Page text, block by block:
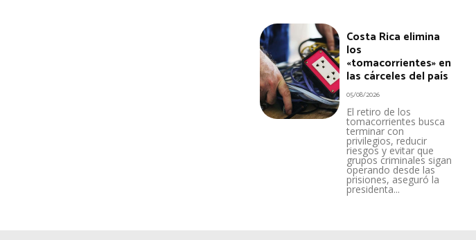
Costa Rica elimina
los
«tomacorrientes» en
las cárceles del país
05/08/2026
El retiro de los
tomacorrientes busca
terminar con
privilegios, reducir
riesgos y evitar que
grupos criminales sigan
operando desde las
prisiones, aseguró la
presidenta...